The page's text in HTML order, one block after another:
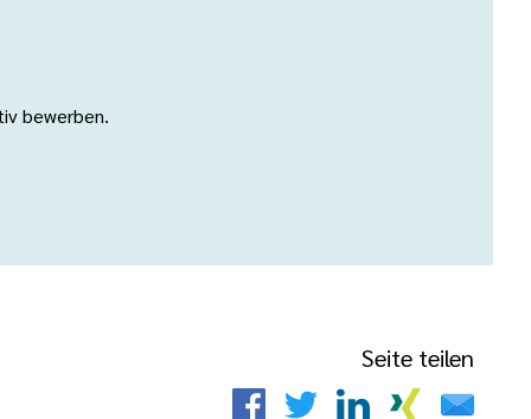
bewerben.
Seite teilen